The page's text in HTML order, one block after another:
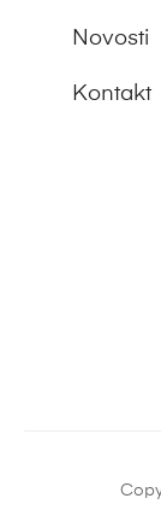
Novosti
Kontakt